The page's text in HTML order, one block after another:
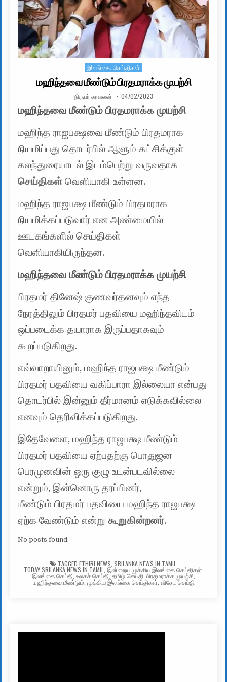
Posted in
இலங்கை செய்திகள்
மஹிந்தவை மீண்டும் பிரதமராக்க முயற்சி
AUTHOR:
நிருபர் காவலன் PUBLISHED DATE:
04/02/2023
மஹிந்தவை மீண்டும் பிரதமராக்க முயற்சி
மஹிந்த ராஜபக்ஷவை மீண்டும் பிரதமராக
நியமிப்பது தொடர்பில் ஆளும் கட்சிக்குள்
கலந்துரையாடல் இடம்பெற்று வருவதாக
செய்திகள்வெளியாகி உள்ளன.
மஹிந்த ராஜபக்ஷ மீண்டும் பிரதமராக
நியமிக்கப்படுவார் என அண்மையில்
ஊடகங்களில் செய்திகள்
வெளியாகியிருந்தன.
மஹிந்தவை மீண்டும் பிரதமராக்க முயற்சி
பிரதமர் தினேஷ் குணவர்தனவும் எந்த
நேரத்திலும் பிரதமர் பதவியை மஹிந்தவிடம்
ஒப்படைக்க தயாராக இருப்பதாகவும்
கூறப்படுகிறது.
எவ்வாறாயினும், மஹிந்த ராஜபக்ஷ மீண்டும்
பிரதமர் பதவியை வகிப்பாரா இல்லையா என்பது
தொடர்பில் இன்னும் தீர்மானம் எடுக்கவில்லை
எனவும் தெரிவிக்கப்படுகிறது.
இதேவேளை, மஹிந்த ராஜபக்ஷ மீண்டும்
பிரதமர் பதவியை ஏற்பதற்கு பொதுஜன
பெரமுனவின் ஒரு குழு உடன்படவில்லை
என்றும், இன்னொரு தரப்பினர்,
மீண்டும் பிரதமர் பதவியை மஹிந்த ராஜபக்ஷ
ஏற்க வேண்டும் என்றுகூறுகின்றனர்.
No posts found.
TAGGED ETHIRI NEWS SRILANKA NEWS IN TAMIL
TODAY SRILANKA NEWS IN TAMIL இன்றைய முக்கிய இலங்கை செய்திகள்
இலங்கை செய்தி உலகச் செய்தி,தமிழ் செய்தி பிரதமராக்க முயற்சி
மஹிந்தவை மீண்டும் முக்கிய இலங்கை செய்திகள் விசேட செய்தி